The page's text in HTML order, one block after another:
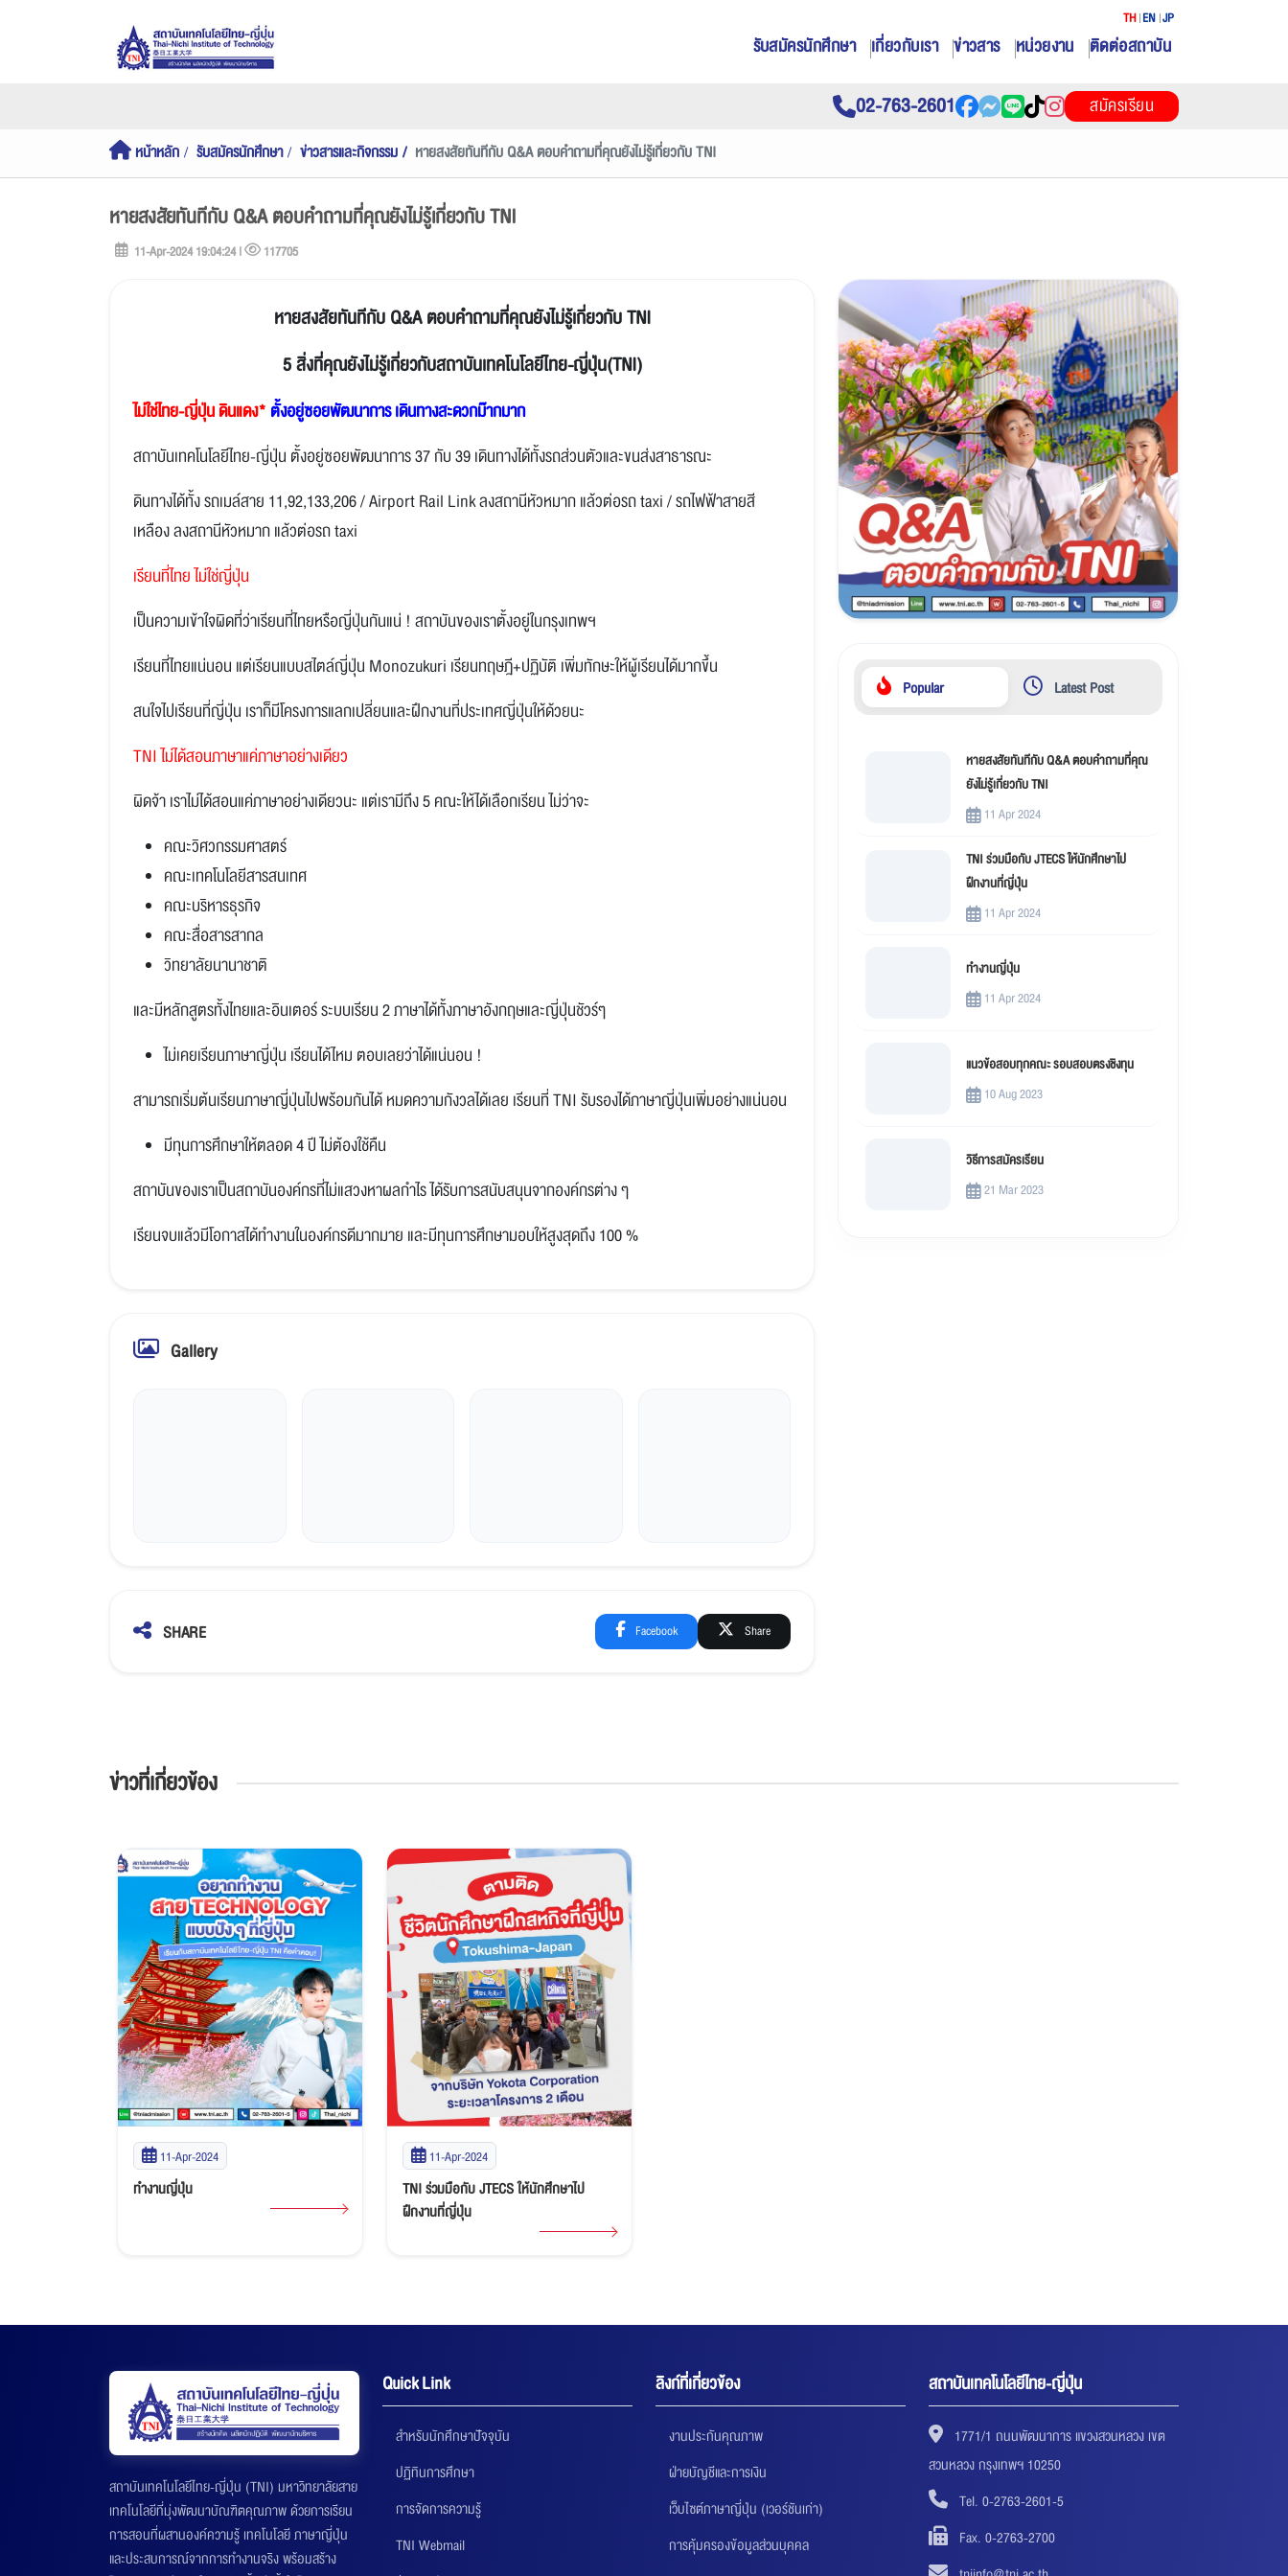
รับสมัครนักศึกษา เกี่ยวกับเรา ข่าวสาร หน่วยงาน ติดต่อสถาบัน
TH EN JP
02-763-2601 สมัครเรียน
หน้าหลัก รับสมัครนักศึกษา ข่าวสารและกิจกรรม หายสงสัยทันทีกับ Q&A ตอบคำถามที่คุณยังไม่รู้เกี่ยวกับ TNI
หายสงสัยทันทีกับ Q&A ตอบคำถามที่คุณยังไม่รู้เกี่ยวกับ TNI
11-Apr-2024 19:04:24 | 117705
หายสงสัยทันทีกับ Q&A ตอบคำถามที่คุณยังไม่รู้เกี่ยวกับ TNI
5 สิ่งที่คุณยังไม่รู้เกี่ยวกับสถาบันเทคโนโลยีไทย-ญี่ปุ่น(TNI)
ไม่ใช่ไทย-ญี่ปุ่น ดินแดง* ตั้งอยู่ซอยพัฒนาการ เดินทางสะดวกม๊ากมาก
สถาบันเทคโนโลยีไทย-ญี่ปุ่น ตั้งอยู่ซอยพัฒนาการ 37 กับ 39 เดินทางได้ทั้งรถส่วนตัวและขนส่งสาธารณะ
ดินทางได้ทั้ง รถเมล์สาย 11,92,133,206 / Airport Rail Link ลงสถานีหัวหมาก แล้วต่อรถ taxi / รถไฟฟ้าสายสี
เหลือง ลงสถานีหัวหมาก แล้วต่อรถ taxi
เรียนที่ไทย ไม่ใช่ญี่ปุ่น
เป็นความเข้าใจผิดที่ว่าเรียนที่ไทยหรือญี่ปุ่นกันแน่ ! สถาบันของเราตั้งอยู่ในกรุงเทพฯ
เรียนที่ไทยแน่นอน แต่เรียนแบบสไตล์ญี่ปุ่น Monozukuri เรียนทฤษฎี+ปฏิบัติ เพิ่มทักษะให้ผู้เรียนได้มากขึ้น
สนใจไปเรียนที่ญี่ปุ่น เราก็มีโครงการแลกเปลี่ยนและฝึกงานที่ประเทศญี่ปุ่นให้ด้วยนะ
TNI ไม่ได้สอนภาษาแค่ภาษาอย่างเดียว
ผิดจ้า เราไม่ได้สอนแค่ภาษาอย่างเดียวนะ แต่เรามีถึง 5 คณะให้ได้เลือกเรียน ไม่ว่าจะ
คณะวิศวกรรมศาสตร์
คณะเทคโนโลยีสารสนเทศ
คณะบริหารธุรกิจ
คณะสื่อสารสากล
วิทยาลัยนานาชาติ
และมีหลักสูตรทั้งไทยและอินเตอร์ ระบบเรียน 2 ภาษาได้ทั้งภาษาอังกฤษและญี่ปุ่นชัวร์ๆ
ไม่เคยเรียนภาษาญี่ปุ่น เรียนได้ไหม ตอบเลยว่าได้แน่นอน !
สามารถเริ่มต้นเรียนภาษาญี่ปุ่นไปพร้อมกันได้ หมดความกังวลได้เลย เรียนที่ TNI รับรองได้ภาษาญี่ปุ่นเพิ่มอย่างแน่นอน
มีทุนการศึกษาให้ตลอด 4 ปี ไม่ต้องใช้คืน
สถาบันของเราเป็นสถาบันองค์กรที่ไม่แสวงหาผลกำไร ได้รับการสนับสนุนจากองค์กรต่าง ๆ
เรียนจบแล้วมีโอกาสได้ทำงานในองค์กรดีมากมาย และมีทุนการศึกษามอบให้สูงสุดถึง 100 %
Gallery
SHARE Facebook Share
Popular Latest Post
หายสงสัยทันทีกับ Q&A ตอบคำถามที่คุณ
ยังไม่รู้เกี่ยวกับ TNI
11 Apr 2024
TNI ร่วมมือกับ JTECS ให้นักศึกษาไป
ฝึกงานที่ญี่ปุ่น
11 Apr 2024
ทำงานญี่ปุ่น
11 Apr 2024
แนวข้อสอบทุกคณะ รอบสอบตรงชิงทุน
10 Aug 2023
วิธีการสมัครเรียน
21 Mar 2023
ข่าวที่เกี่ยวข้อง
11-Apr-2024
ทำงานญี่ปุ่น
11-Apr-2024
TNI ร่วมมือกับ JTECS ให้นักศึกษาไป
ฝึกงานที่ญี่ปุ่น
สถาบันเทคโนโลยีไทย-ญี่ปุ่น (TNI) มหาวิทยาลัยสาย
เทคโนโลยีที่มุ่งพัฒนาบัณฑิตคุณภาพ ด้วยการเรียน
การสอนที่ผสานองค์ความรู้ เทคโนโลยี ภาษาญี่ปุ่น
และประสบการณ์จากการทำงานจริง พร้อมสร้าง
Quick Link
สำหรับนักศึกษาปัจจุบัน
ปฏิทินการศึกษา
การจัดการความรู้
TNI Webmail
ลิงก์ที่เกี่ยวข้อง
งานประกันคุณภาพ
ฝ่ายบัญชีและการเงิน
เว็บไซต์ภาษาญี่ปุ่น (เวอร์ชันเก่า)
การคุ้มครองข้อมูลส่วนบุคคล
สถาบันเทคโนโลยีไทย-ญี่ปุ่น
1771/1 ถนนพัฒนาการ แขวงสวนหลวง เขต
สวนหลวง กรุงเทพฯ 10250
Tel. 0-2763-2601-5
Fax. 0-2763-2700